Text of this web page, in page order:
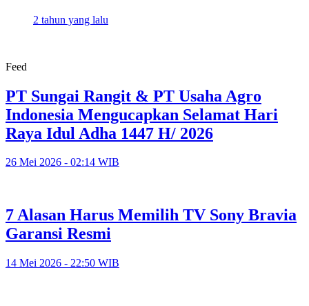
2 tahun yang lalu
Feed
PT Sungai Rangit & PT Usaha Agro
Indonesia Mengucapkan Selamat Hari
Raya Idul Adha 1447 H/ 2026
26 Mei 2026 - 02:14 WIB
7 Alasan Harus Memilih TV Sony Bravia
Garansi Resmi
14 Mei 2026 - 22:50 WIB